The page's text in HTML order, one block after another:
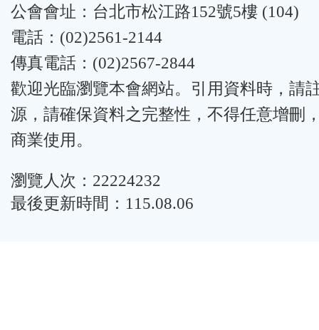
公會會址：台北市松江路152號5樓 (104)
電話：(02)2561-2144
傳真電話：(02)2567-2844
歡迎光臨瀏覽本會網站。引用資料時，請
源，請確保資料之完整性，不得任意增刪
商業使用。
瀏覽人次：22224232
最後更新時間：115.08.06